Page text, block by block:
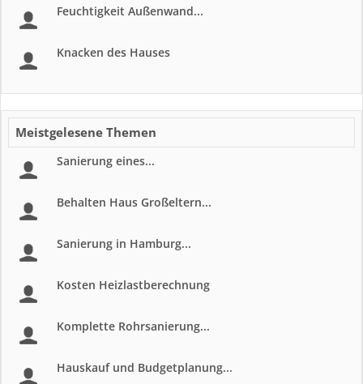
Feuchtigkeit Außenwand...
Knacken des Hauses
Meistgelesene Themen
Sanierung eines...
Behalten Haus Großeltern...
Sanierung in Hamburg...
Kosten Heizlastberechnung
Komplette Rohrsanierung...
Hauskauf und Budgetplanung...